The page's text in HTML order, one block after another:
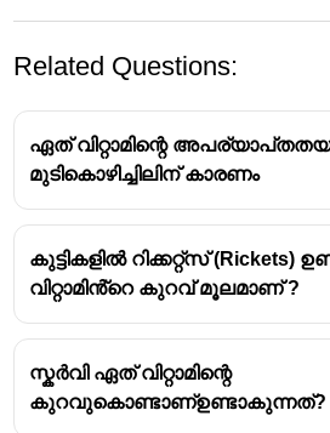
ബെറിബെറി:ഇത്വൈറ്റമിൻ
കുറവ് മൂലം ഉണ്ടാകുന്ന ഒരു
സംബന്ധമായ രോഗമാണ്.
ഉപയോഗിച്ച് തടയാൻ
ഭക്ഷണക്രമം വഴിയാണ് ഇത്
Related Questions:
ഏത് വിറ്റാമിന്റെ
മുടികൊഴിച്ചിലിന് കാരണം
കുട്ടികളിൽ റിക്കറ്റ്സ്
വിറ്റാമിൻ്റെ കുറവ് മൂലമാണ് ?
സ്കർവി ഏത് വിറ്റാമിന്റെ
കുറവുകൊണ്ടാണ്ഉണ്ടാകുന്നത്?